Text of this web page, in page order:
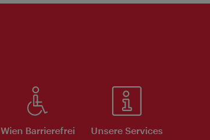
Wien Barrierefrei Unsere Services